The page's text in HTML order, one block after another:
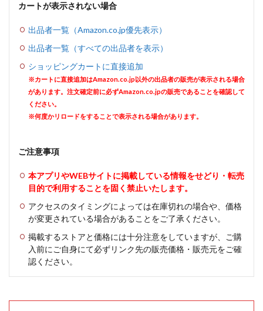
カートが表示されない場合
出品者一覧（Amazon.co.jp優先表示）
出品者一覧（すべての出品者を表示）
ショッピングカートに直接追加
※カートに直接追加はAmazon.co.jp以外の出品者の販売が表示される場合
があります。注文確定前に必ずAmazon.co.jpの販売であることを確認して
ください。
※何度かリロードをすることで表示される場合があります。
ご注意事項
本アプリやWEBサイトに掲載している情報をせどり・転売
目的で利用することを固く禁止いたします。
アクセスのタイミングによっては在庫切れの場合や、価格
が変更されている場合があることをご了承ください。
掲載するストアと価格には十分注意をしていますが、ご購
入前にご自身にて必ずリンク先の販売価格・販売元をご確
認ください。